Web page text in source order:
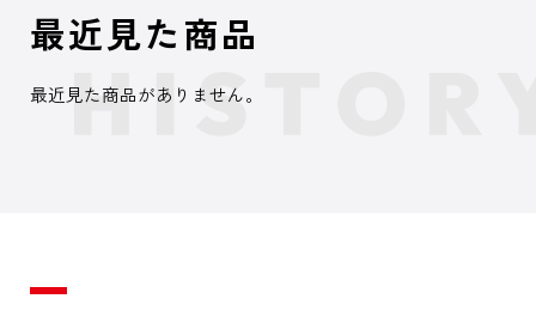
最近見た商品
最近見た商品がありません。